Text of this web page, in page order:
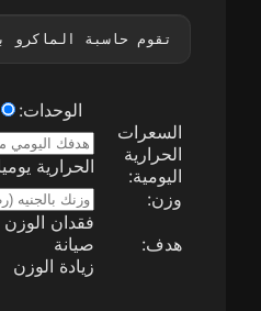
تقوم حاسبة الماكرو
الوحدات:
السعرات
الحرارية
اليومية:
الحرارية
وزن:
هدف:
فقدان الوزن
صيانة
زيادة الوزن